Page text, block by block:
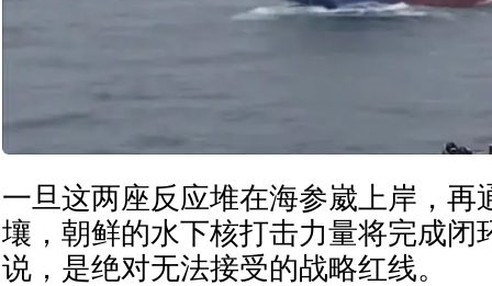
一旦这两座反应堆在海参崴上岸，再
壤，朝鲜的水下核打击力量将完成闭
说，是绝对无法接受的战略红线。